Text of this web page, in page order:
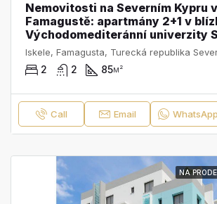
Nemovitosti na Severním Kypru
Famagustě: apartmány 2+1 v
Východomediteránní univerzity
2 2 85м²
Call Email WhatsApp
NA